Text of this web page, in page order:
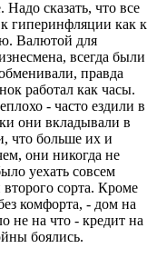
сказать, что все
гиперинфляции как к
Валютой для
всегда были
правда
работал как часы.
- часто ездили в
они вкладывали в
что больше их и
они никогда не
уехать совсем
сорта. Кроме
комфорта, - дом на
не на что - кредит на
боялись.